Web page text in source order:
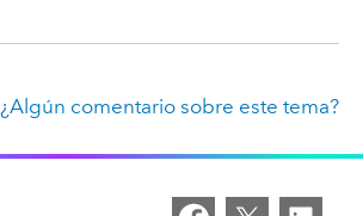
¿Algún comentario sobre este tema?